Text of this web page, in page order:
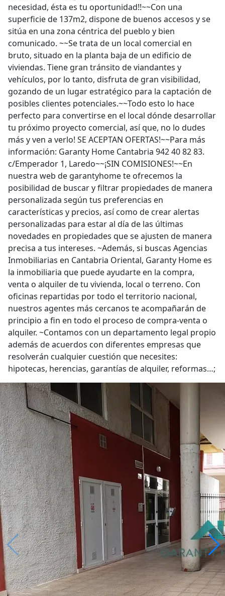
necesidad, ésta es tu oportunidad!!~~Con una
superficie de 137m2, dispone de buenos accesos y se
sitúa en una zona céntrica del pueblo y bien
comunicado. ~~Se trata de un local comercial en
bruto, situado en la planta baja de un edificio de
viviendas. Tiene gran tránsito de viandantes y
vehículos, por lo tanto, disfruta de gran visibilidad,
gozando de un lugar estratégico para la captación de
posibles clientes potenciales.~~Todo esto lo hace
perfecto para convertirse en el local dónde desarrollar
tu próximo proyecto comercial, así que, no lo dudes
más y ven a verlo! SE ACEPTAN OFERTAS!~~Para más
información: Garanty Home Cantabria 942 40 82 83.
c/Emperador 1, Laredo~~¡SIN COMISIONES!~~En
nuestra web de garantyhome te ofrecemos la
posibilidad de buscar y filtrar propiedades de manera
personalizada según tus preferencias en
características y precios, así como de crear alertas
personalizadas para estar al día de las últimas
novedades en propiedades que se ajusten de manera
precisa a tus intereses. ~Además, si buscas Agencias
Inmobiliarias en Cantabria Oriental, Garanty Home es
la inmobiliaria que puede ayudarte en la compra,
venta o alquiler de tu vivienda, local o terreno. Con
oficinas repartidas por todo el territorio nacional,
nuestros agentes más cercanos te acompañarán de
principio a fin en todo el proceso de compra-venta o
alquiler. ~Contamos con un departamento legal propio
además de acuerdos con diferentes empresas que
resolverán cualquier cuestión que necesites:
hipotecas, herencias, garantías de alquiler, reformas…;